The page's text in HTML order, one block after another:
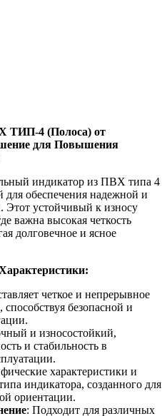
ТИП-4 (Полоса) от
для Повышения
индикатор из ПВХ типа 4
для обеспечения надежной и
Этот устойчивый к износу
важна высокая четкость
долговечное и ясное
четкое и непрерывное
способствуя безопасной и
и износостойкий,
и стабильность в
характеристики и
индикатора, созданного для
ориентации.
: Подходит для различных